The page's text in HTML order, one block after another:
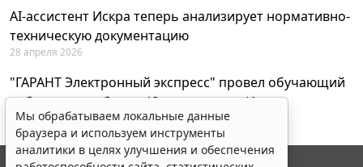
AI-ассистент Искра теперь анализирует нормативно-
техническую документацию
28 апреля 2026
"ГАРАНТ Электронный экспресс" провел обучающий
вебинар по работе с AI-ассистентом Искра
23 апреля 2026
Мы обрабатываем локальные данные
браузера и используем инструменты
аналитики в целях улучшения и обеспечения